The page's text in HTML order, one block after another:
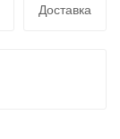
Доставка